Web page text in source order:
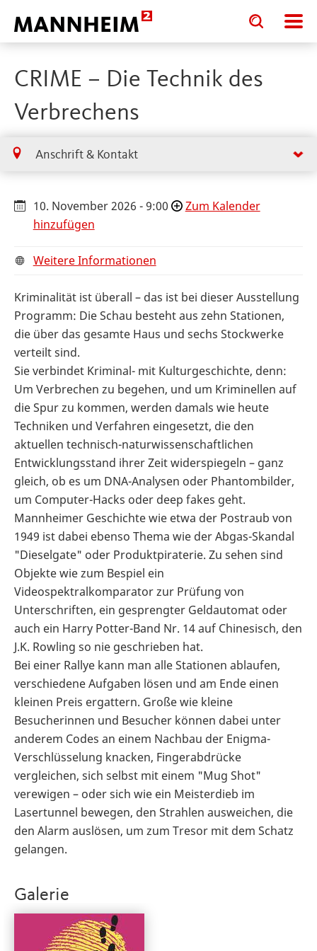
Toggle
search
input
Toggle
search
input
CRIME – Die Technik des
Verbrechens
Anschrift & Kontakt
10. November 2026 - 9:00
Zum Kalender
hinzufügen
Weitere Informationen
Kriminalität ist überall – das ist bei dieser Ausstellung
Programm: Die Schau besteht aus zehn Stationen,
die über das gesamte Haus und sechs Stockwerke
verteilt sind.
Sie verbindet Kriminal- mit Kulturgeschichte, denn:
Um Verbrechen zu begehen, und um Kriminellen auf
die Spur zu kommen, werden damals wie heute
Techniken und Verfahren eingesetzt, die den
aktuellen technisch-naturwissenschaftlichen
Entwicklungsstand ihrer Zeit widerspiegeln – ganz
gleich, ob es um DNA-Analysen oder Phantombilder,
um Computer-Hacks oder deep fakes geht.
Mannheimer Geschichte wie etwa der Postraub von
1949 ist dabei ebenso Thema wie der Abgas-Skandal
"Dieselgate" oder Produktpiraterie. Zu sehen sind
Objekte wie zum Bespiel ein
Videospektralkomparator zur Prüfung von
Unterschriften, ein gesprengter Geldautomat oder
auch ein Harry Potter-Band Nr. 14 auf Chinesisch, den
J.K. Rowling so nie geschrieben hat.
Bei einer Rallye kann man alle Stationen ablaufen,
verschiedene Aufgaben lösen und am Ende einen
kleinen Preis ergattern. Große wie kleine
Besucherinnen und Besucher können dabei unter
anderem Codes an einem Nachbau der Enigma-
Verschlüsselung knacken, Fingerabdrücke
vergleichen, sich selbst mit einem "Mug Shot"
verewigen – oder sich wie ein Meisterdieb im
Lasertunnel bewegen, den Strahlen ausweichen, die
den Alarm auslösen, um zum Tresor mit dem Schatz
gelangen.
Galerie